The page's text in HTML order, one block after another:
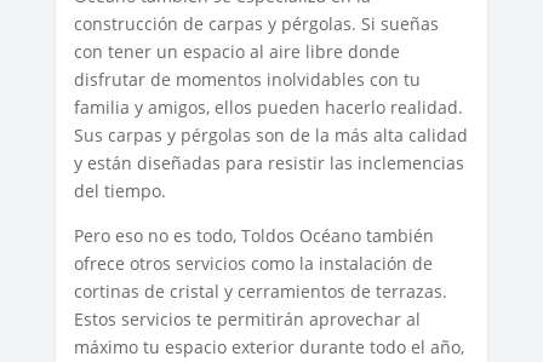
construcción de carpas y pérgolas. Si sueñas
con tener un espacio al aire libre donde
disfrutar de momentos inolvidables con tu
familia y amigos, ellos pueden hacerlo realidad.
Sus carpas y pérgolas son de la más alta calidad
y están diseñadas para resistir las inclemencias
del tiempo.
Pero eso no es todo, Toldos Océano también
ofrece otros servicios como la instalación de
cortinas de cristal y cerramientos de terrazas.
Estos servicios te permitirán aprovechar al
máximo tu espacio exterior durante todo el año,